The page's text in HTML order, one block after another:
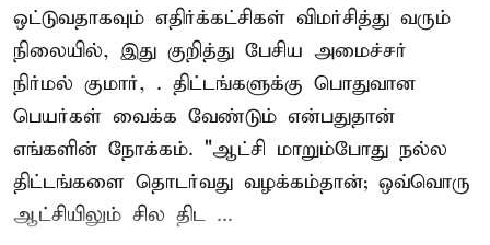
ஒட்டுவதாகவும் எதிர்க்கட்சிகள் விமர்சித்து வரும்
நிலையில், இது குறித்து பேசிய அமைச்சர்
நிர்மல் குமார், . திட்டங்களுக்கு பொதுவான
பெயர்கள் வைக்க வேண்டும் என்பதுதான்
எங்களின் நோக்கம். "ஆட்சி மாறும்போது நல்ல
திட்டங்களை தொடர்வது வழக்கம்தான்; ஒவ்வொரு
ஆட்சியிலும் சில திட ...